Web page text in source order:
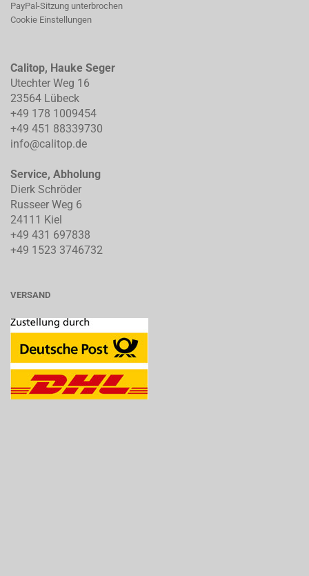
PayPal-Sitzung unterbrochen
Cookie Einstellungen
Calitop, Hauke Seger
Utechter Weg 16
23564 Lübeck
+49 178 1009454
+49 451 88339730
info@calitop.de
Service, Abholung
Dierk Schröder
Russeer Weg 6
24111 Kiel
+49 431 697838
+49 1523 3746732
VERSAND